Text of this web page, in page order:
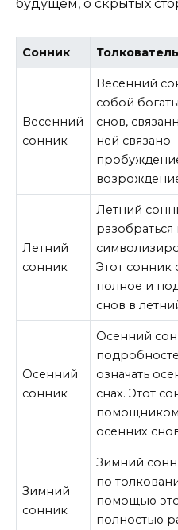
будущем, о скрытых
Сонник Толкователь
Весенний
сонник
Весенний
собой
снов,
ней связано
Летний
сонник
Летний
Этот сонник
полное и
снов в
Осенний
сонник
Осенний
означать
снах. Этот
осенних
Зимний
сонник
Зимний
по
помощью
полностью